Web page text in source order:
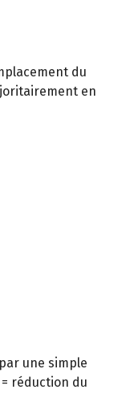
du
en
une simple
réduction du